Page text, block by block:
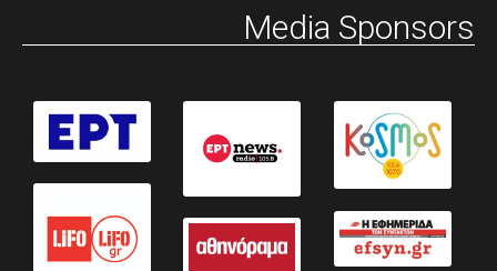
Media Sponsors